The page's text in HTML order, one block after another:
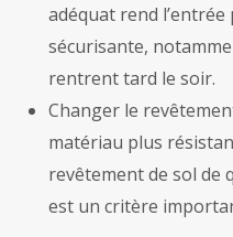
adéquat rend
sécurisante,
rentrent tard le soir.
Changer le
matériau plus
revêtement de sol de
est un critère